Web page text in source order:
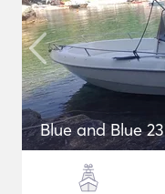
Blue and Blue 23